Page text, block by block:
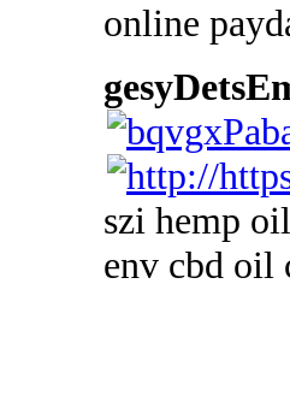
online
szi hemp
env cbd oil